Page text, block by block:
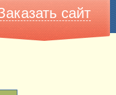
сайт